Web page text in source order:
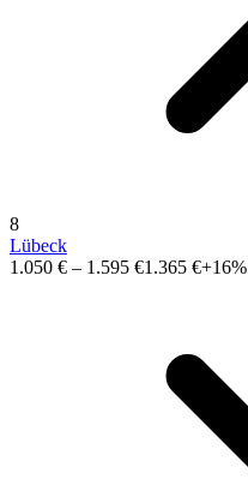
8
Lübeck
1.050 € – 1.595 €1.365 €+16%